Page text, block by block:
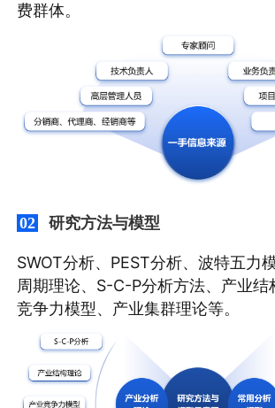
费群体。
02 研究方法与模型
SWOT分析、PEST分析、波特五力
周期理论、S-C-P分析方法、产业结
竞争力模型、产业集群理论等。